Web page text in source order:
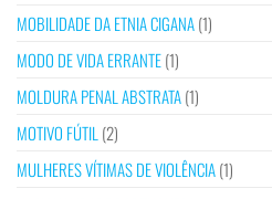
MOBILIDADE DA ETNIA CIGANA(1)
MODO DE VIDA ERRANTE(1)
MOLDURA PENAL ABSTRATA(1)
MOTIVO FÚTIL (2)
MULHERES VÍTIMAS DE VIOLÊNCIA(1)